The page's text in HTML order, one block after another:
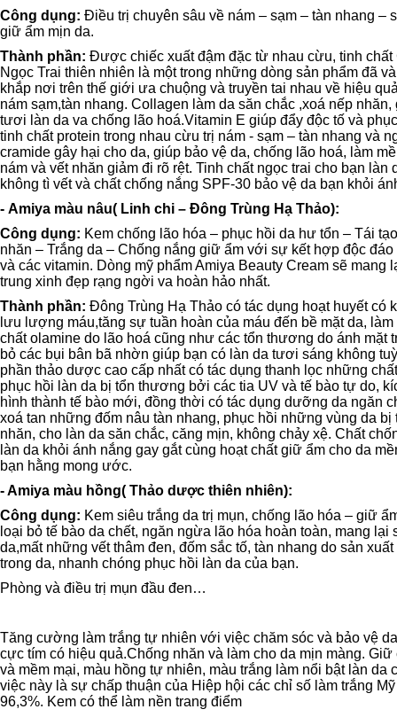
Công dụng: Điều trị chuyên sâu về nám – sạm – tàn nhang –
giữ ẩm mịn da.
Thành phần: Được chiếc xuất đậm đặc từ nhau cừu, tinh chất
Ngọc Trai thiên nhiên là một trong những dòng sản phẩm đã
khắp nơi trên thế giới ưa chuộng và truyền tai nhau về hiệu
nám sạm,tàn nhang. Collagen làm da săn chắc ,xoá nếp
tươi làn da va chống lão hoá.Vitamin E giúp đẩy độc tố và
tinh chất protein trong nhau cừu trị nám - sạm – tàn nhang và
cramide gây hại cho da, giúp bảo vệ da, chống lão hoá, làm
nám và vết nhăn giảm đi rõ rệt. Tinh chất ngọc trai cho bạn làn
không tì vết và chất chống nắng SPF-30 bảo vệ da bạn khỏi
- Amiya màu nâu( Linh chi – Đông Trùng Hạ Thảo):
Công dụng: Kem chống lão hóa – phục hồi da hư tổn – Tái
nhăn – Trắng da – Chống nắng giữ ẩm với sự kết hợp độc
và các vitamin. Dòng mỹ phẩm Amiya Beauty Cream sẽ mang
trung xinh đẹp rạng ngời va hoàn hảo nhất.
Thành phần: Đông Trùng Hạ Thảo có tác dụng hoạt huyết có
lưu lượng máu,tăng sự tuần hoàn của máu đến bề mặt da,
chất olamine do lão hoá cũng như các tổn thương do ánh mặt
bỏ các bụi bân bã nhờn giúp bạn có làn da tươi sáng không
phần thảo dược cao cấp nhất có tác dụng thanh lọc những
phục hồi làn da bị tổn thương bởi các tia UV và tế bào tự do,
hình thành tế bào mới, đồng thời có tác dụng dưỡng da ngăn
xoá tan những đốm nâu tàn nhang, phục hồi những vùng da
nhăn, cho làn da săn chắc, căng mịn, không chảy xệ. Chất
làn da khỏi ánh nắng gay gắt cùng hoạt chất giữ ẩm cho da
bạn hằng mong ước.
- Amiya màu hồng( Thảo dược thiên nhiên):
Công dụng: Kem siêu trắng da trị mụn, chống lão hóa – giữ
loại bỏ tế bào da chết, ngăn ngừa lão hóa hoàn toàn, mang lại
da,mất những vết thâm đen, đốm sắc tố, tàn nhang do sản
trong da, nhanh chóng phục hồi làn da của bạn.
Phòng và điều trị mụn đầu đen…
Tăng cường làm trắng tự nhiên với việc chăm sóc và bảo vệ
cực tím có hiệu quả.Chống nhăn và làm cho da mịn màng.
và mềm mại, màu hồng tự nhiên, màu trắng làm nổi bật làn da
việc này là sự chấp thuận của Hiệp hội các chỉ số làm trắng
96,3%. Kem có thể làm nền trang điểm